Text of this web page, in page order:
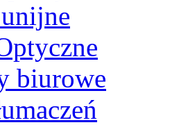
biurowe